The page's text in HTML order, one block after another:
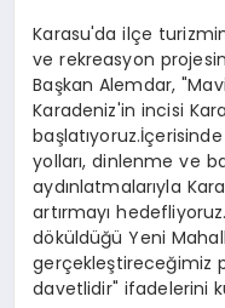
Karasu'da ilçe
ve rekreasyon
Başkan Alemdar,
Karadeniz'in incisi
yolları, dinlenme ve
aydınlatmalarıyla
artırmayı
döküldüğü Yeni
gerçekleştireceğimiz
davetlidir" ifadelerini